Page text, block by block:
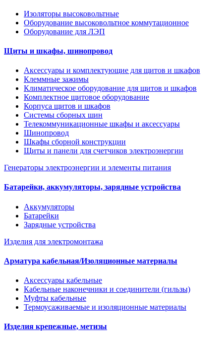
Изоляторы высоковольтные
Оборудование высоковольтное коммутационное
Оборудование для ЛЭП
Щиты и шкафы, шинопровод
Аксессуары и комплектующие для щитов и шкафов
Клеммные зажимы
Климатическое оборудование для щитов и шкафов
Комплектное щитовое оборудование
Корпуса щитов и шкафов
Системы сборных шин
Телекоммуникационные шкафы и аксессуары
Шинопровод
Шкафы сборной конструкции
Щиты и панели для счетчиков электроэнергии
Генераторы электроэнергии и элементы питания
Батарейки, аккумуляторы, зарядные устройства
Аккумуляторы
Батарейки
Зарядные устройства
Изделия для электромонтажа
Арматура кабельная/Изоляционные материалы
Аксессуары кабельные
Кабельные наконечники и соединители (гильзы)
Муфты кабельные
Термоусаживаемые и изоляционные материалы
Изделия крепежные, метизы